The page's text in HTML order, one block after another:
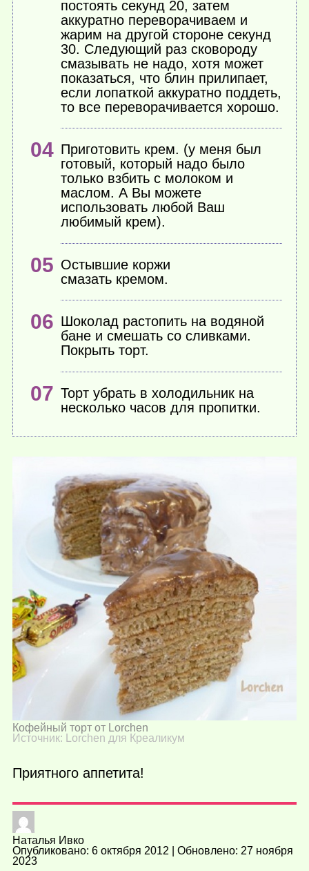
постоять секунд 20, затем
аккуратно переворачиваем и
жарим на другой стороне секунд
30. Следующий раз сковороду
смазывать не надо, хотя может
показаться, что блин прилипает,
если лопаткой аккуратно поддеть,
то все переворачивается хорошо.
Приготовить крем. (у меня был
готовый, который надо было
только взбить с молоком и
маслом. А Вы можете
использовать любой Ваш
любимый крем).
Остывшие коржи
смазать кремом.
Шоколад растопить на водяной
бане и смешать со сливками.
Покрыть торт.
Торт убрать в холодильник на
несколько часов для пропитки.
Кофейный торт от Lorchen
Источник: Lorchen для Креаликум
Приятного аппетита!
Наталья Ивко
Опубликовано: 6 октября 2012 | Обновлено: 27 ноября
2023